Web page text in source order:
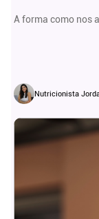
A forma como nos
Nutricionista